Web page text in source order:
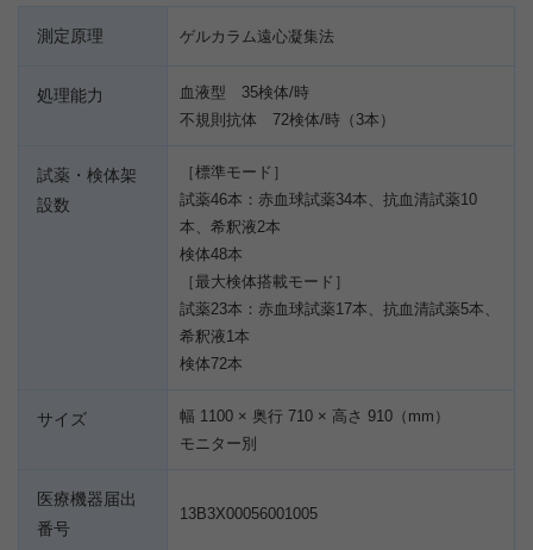
測定原理 ゲルカラム遠心凝集法
処理能力
血液型 35検体/時
不規則抗体 72検体/時（3本）
試薬・検体架
設数
［標準モード］
試薬46本：赤血球試薬34本、抗血清試薬10
本、希釈液2本
検体48本
［最大検体搭載モード］
試薬23本：赤血球試薬17本、抗血清試薬5本、
希釈液1本
検体72本
サイズ
幅 1100 × 奥行 710 × 高さ 910（mm）
モニター別
医療機器届出
番号
13B3X00056001005